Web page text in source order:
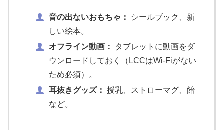
音の出ないおもちゃ：
シールブック、新
しい絵本。
オフライン動画：
タブレットに動画をダ
ウンロードしておく（LCCはWi-Fiがない
ため必須）。
耳抜きグッズ： 授乳、ストローマグ、飴
など。